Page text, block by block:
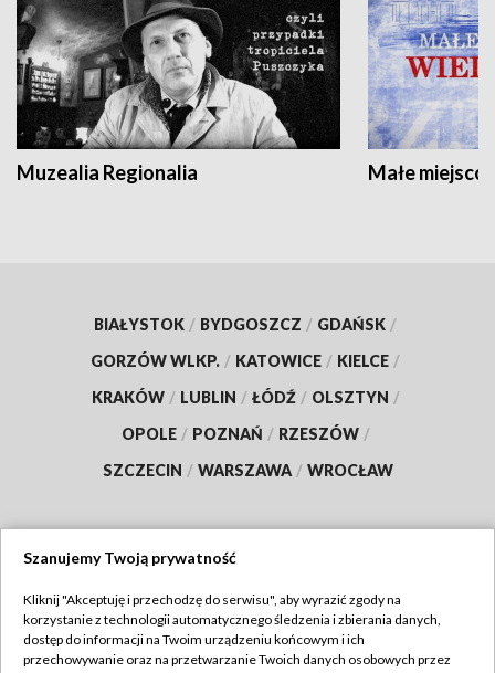
Muzealia Regionalia Małe
BIAŁYSTOK / BYDGOSZCZ / GDAŃSK /
GORZÓW WLKP. / KATOWICE / KIELCE /
KRAKÓW / LUBLIN / ŁÓDŹ / OLSZTYN /
OPOLE / POZNAŃ / RZESZÓW /
SZCZECIN / WARSZAWA / WROCŁAW
TVP
Abonament TVP
Regulamin TVP
Szanujemy Twoją prywatność
Kliknij "Akceptuję i przechodzę do serwisu", aby wyrazić zgody na
korzystanie z technologii automatycznego śledzenia i zbierania danych,
dostęp do informacji na Twoim urządzeniu końcowym i ich
przechowywanie oraz na przetwarzanie Twoich danych osobowych przez